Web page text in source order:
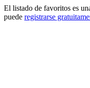
El listado de favoritos es
puede registrarse